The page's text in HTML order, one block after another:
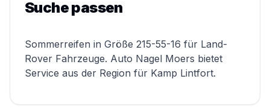
Suche passen
Sommerreifen in Größe 215-55-16 für Land-
Rover Fahrzeuge. Auto Nagel Moers bietet
Service aus der Region für Kamp Lintfort.